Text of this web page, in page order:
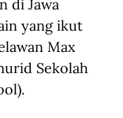
di Jawa
yang ikut
Max
Sekolah